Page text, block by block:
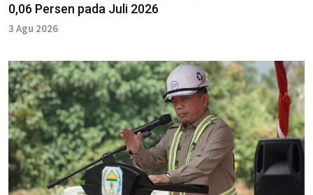
0,06 Persen pada Juli 2026
3 Agu 2026